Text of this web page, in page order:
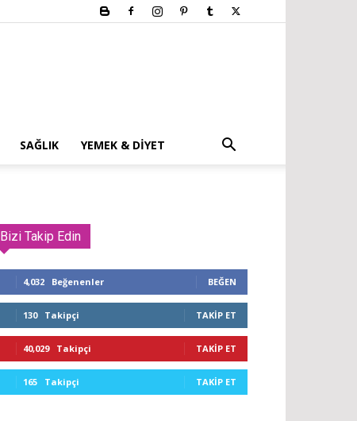
SAĞLIK YEMEK & DIYET
Bizi Takip Edin
4,032 Beğenenler BEĞEN
130 Takipçi TAKIP ET
40,029 Takipçi TAKIP ET
165 Takipçi TAKIP ET